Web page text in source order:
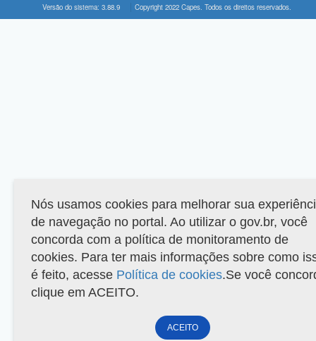
Versão do sistema: 3.88.9 Copyright 2022 Capes. Todos os direitos reservados.
Nós usamos cookies para melhorar sua
de navegação no portal. Ao utilizar o gov.br, você
concorda com a política de monitoramento de
cookies. Para ter mais informações sobre como
é feito, acesse Política de cookies.Se você
clique em ACEITO.
ACEITO